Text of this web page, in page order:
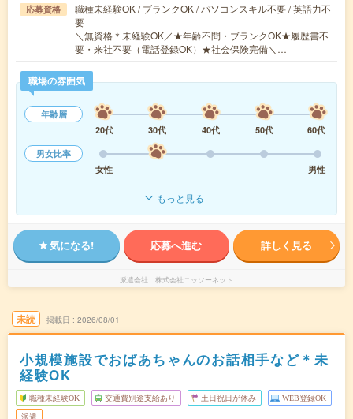
応募資格
職種未経験OK / ブランクOK / パソコンスキル不要 / 英語力不
要
＼無資格＊未経験OK／★年齢不問・ブランクOK★履歴書不
要・来社不要（電話登録OK）★社会保険完備＼…
職場の雰囲気
年齢層
20代
30代 40代 50代
60代
男女比率
女性
男性
もっと見る
気になる! 応募へ進む 詳しく見る
派遣会社 株式会社ニッソーネット
未読 掲載日 2026/08/01
小規模施設でおばあちゃんのお話相手など＊未
経験OK
職種未経験OK 交通費別途支給あり 土日祝日が休み WEB登録OK
派遣